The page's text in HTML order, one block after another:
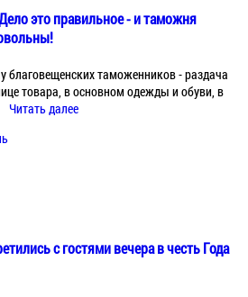
это правильное - и таможня
благовещенских таможенников - раздача
товара, в основном одежды и обуви, в
Читать далее
с гостями вечера в честь Года